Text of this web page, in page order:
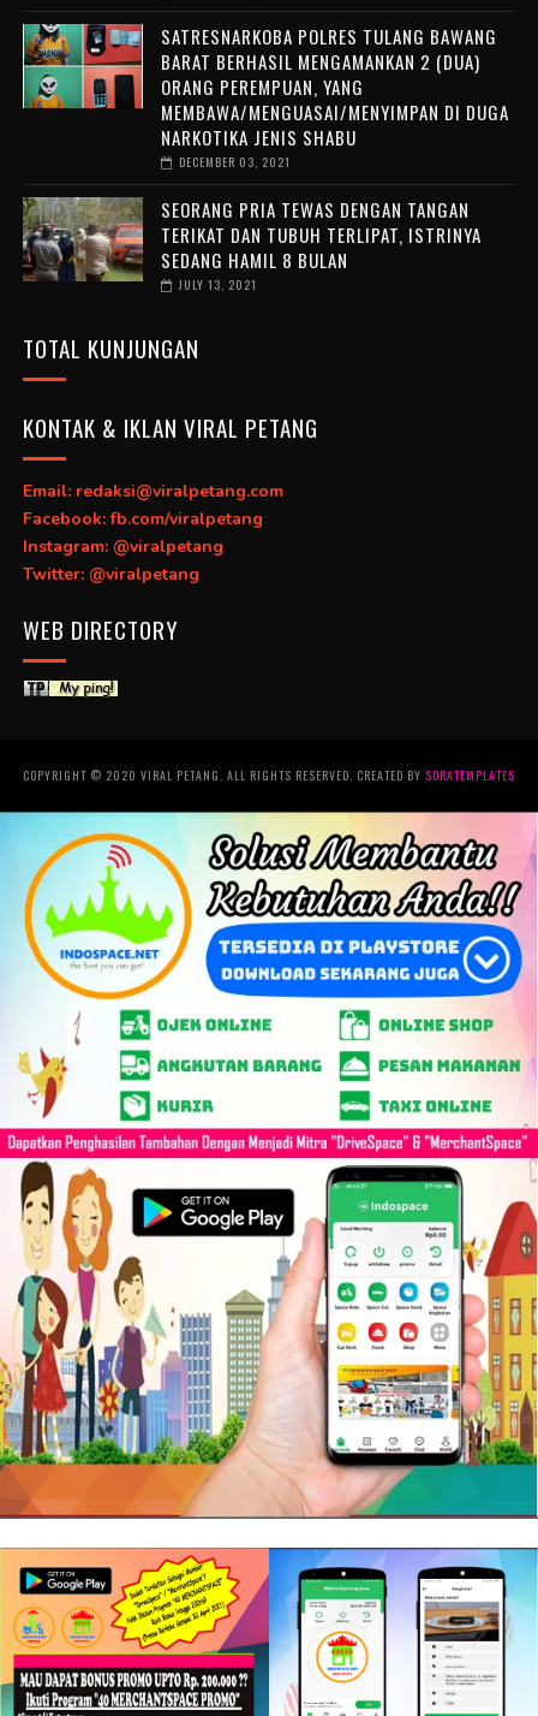
SATRESNARKOBA POLRES TULANG BAWANG
BARAT BERHASIL MENGAMANKAN 2 (DUA)
ORANG PEREMPUAN, YANG
MEMBAWA/MENGUASAI/MENYIMPAN DI DUGA
NARKOTIKA JENIS SHABU
DECEMBER 03, 2021
SEORANG PRIA TEWAS DENGAN TANGAN
TERIKAT DAN TUBUH TERLIPAT, ISTRINYA
SEDANG HAMIL 8 BULAN
JULY 13, 2021
TOTAL KUNJUNGAN
KONTAK & IKLAN VIRAL PETANG
Email: redaksi@viralpetang.com
Facebook: fb.com/viralpetang
Instagram: @viralpetang
Twitter: @viralpetang
WEB DIRECTORY
COPYRIGHT © 2020 VIRAL PETANG. ALL RIGHTS RESERVED. CREATED BY SORATEMPLATES